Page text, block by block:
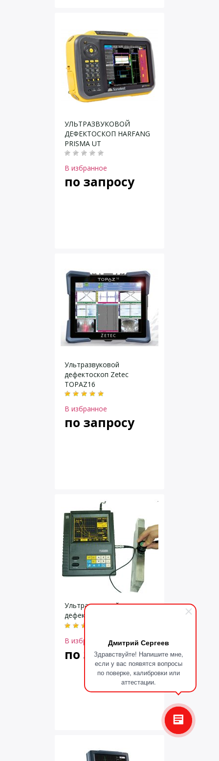
Дмитрий Сергеев
Здравствуйте! Напишите мне,
если у вас появятся вопросы
по поверке, калибровки или
аттестации.
УЛЬТРАЗВУКОВОЙ
ДЕФЕКТОСКОП HARFANG
PRISMA UT
В избранное
по запросу
Ультразвуковой
дефектоскоп Zetec
TOPAZ16
В избранное
по запросу
Ультразвуковой
дефектоскоп TUD210
В избранное
по запросу